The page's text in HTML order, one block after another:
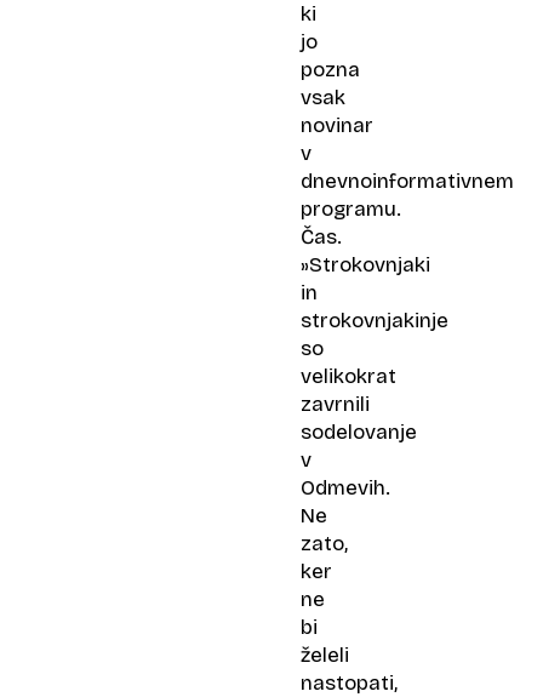
ki
jo
pozna
vsak
novinar
v
dnevnoinformativnem
programu.
Čas.
»Strokovnjaki
in
strokovnjakinje
so
velikokrat
zavrnili
sodelovanje
v
Odmevih.
Ne
zato,
ker
ne
bi
želeli
nastopati,